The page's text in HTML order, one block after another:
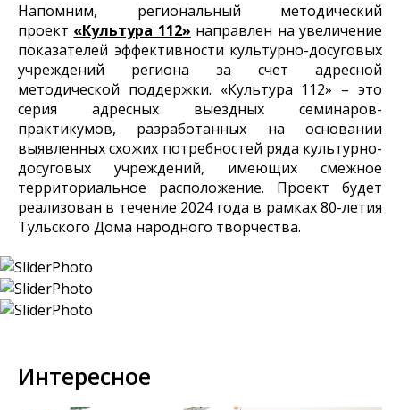
Напомним, региональный методический
проект «Культура 112» направлен на увеличение
показателей эффективности культурно-досуговых
учреждений региона за счет адресной
методической поддержки. «Культура 112» – это
серия адресных выездных семинаров-
практикумов, разработанных на основании
выявленных схожих потребностей ряда культурно-
досуговых учреждений, имеющих смежное
территориальное расположение. Проект будет
реализован в течение 2024 года в рамках 80-летия
Тульского Дома народного творчества.
Интересное